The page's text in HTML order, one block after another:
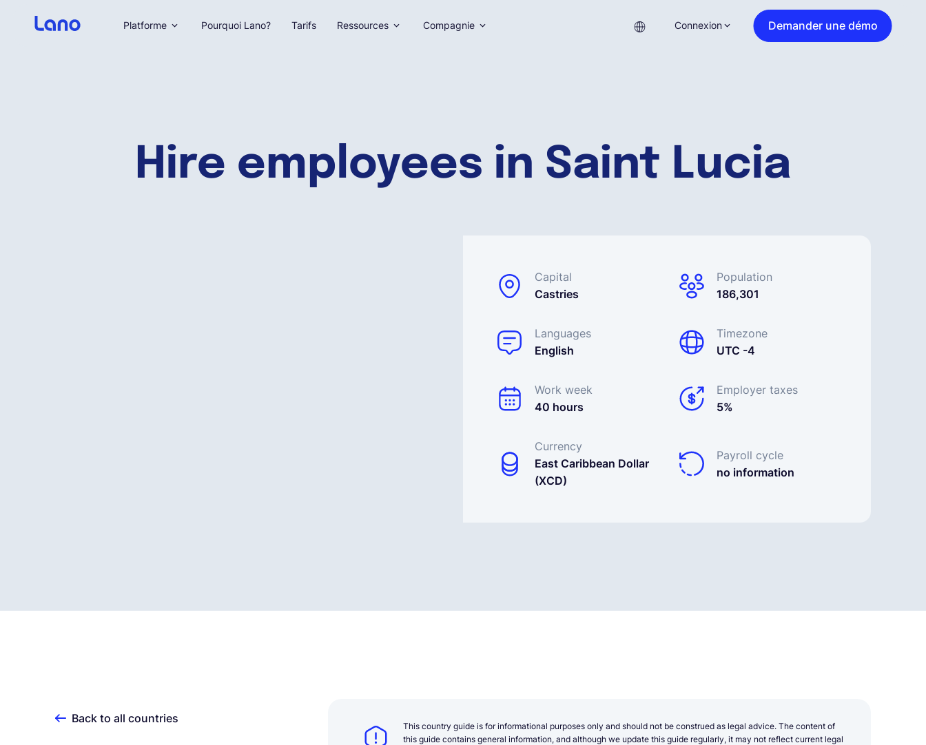
Hire employees in Saint Lucia
Capital
Castries
Population
186,301
Languages
English
Timezone
UTC -4
Work week
40 hours
Employer taxes
5%
Currency
East Caribbean Dollar
(XCD)
Payroll cycle
no information
Platforme Pourquoi Lano? Tarifs Ressources Compagnie Connexion Demander une démo
Back to all countries
This country guide is for informational purposes only and should not be construed as legal advice. The content of
this guide contains general information, and although we update this guide regularly, it may not reflect current legal